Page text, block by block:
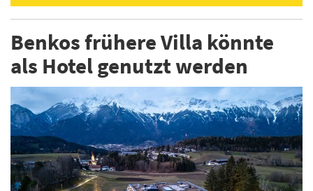
Benkos frühere Villa könnte
als Hotel genutzt werden